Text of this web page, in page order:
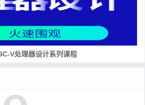
V大学土壤 共建RISC-V教育生态